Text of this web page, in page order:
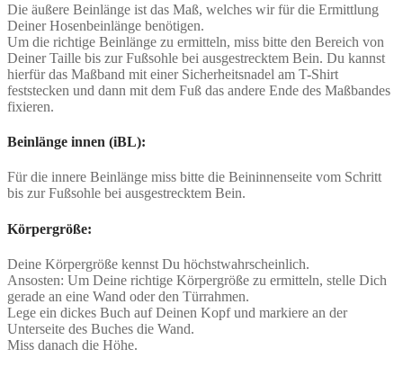
Die äußere Beinlänge ist das Maß, welches wir für die Ermittlung
Deiner Hosenbeinlänge benötigen.
Um die richtige Beinlänge zu ermitteln, miss bitte den Bereich von
Deiner Taille bis zur Fußsohle bei ausgestrecktem Bein. Du kannst
hierfür das Maßband mit einer Sicherheitsnadel am T-Shirt
feststecken und dann mit dem Fuß das andere Ende des Maßbandes
fixieren.
Beinlänge innen (iBL):
Für die innere Beinlänge miss bitte die Beininnenseite vom Schritt
bis zur Fußsohle bei ausgestrecktem Bein.
Körpergröße:
Deine Körpergröße kennst Du höchstwahrscheinlich.
Ansosten: Um Deine richtige Körpergröße zu ermitteln, stelle Dich
gerade an eine Wand oder den Türrahmen.
Lege ein dickes Buch auf Deinen Kopf und markiere an der
Unterseite des Buches die Wand.
Miss danach die Höhe.